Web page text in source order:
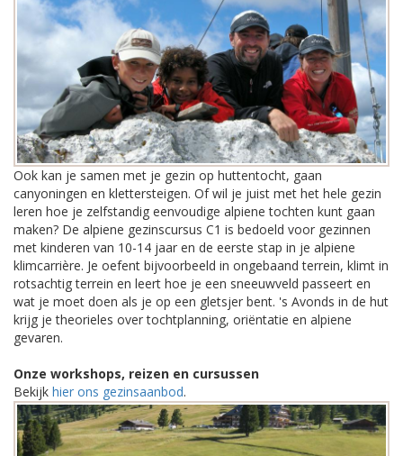
Ook kan je samen met je gezin op huttentocht, gaan
canyoningen en klettersteigen. Of wil je juist met het hele gezin
leren hoe je zelfstandig eenvoudige alpiene tochten kunt gaan
maken? De alpiene gezinscursus C1 is bedoeld voor gezinnen
met kinderen van 10-14 jaar en de eerste stap in je alpiene
klimcarrière. Je oefent bijvoorbeeld in ongebaand terrein, klimt in
rotsachtig terrein en leert hoe je een sneeuwveld passeert en
wat je moet doen als je op een gletsjer bent. 's Avonds in de hut
krijg je theorieles over tochtplanning, oriëntatie en alpiene
gevaren.
Onze workshops, reizen en cursussen
Bekijk hier ons gezinsaanbod.